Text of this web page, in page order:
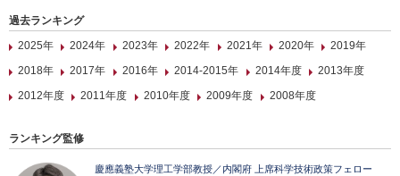
過去ランキング
2025年
2024年 2023年 2022年 2021年 2020年
2019年
2018年
2017年 2016年 2014-2015年 2014年度
2013年度
2012年度
2011年度 2010年度 2009年度 2008年度
ランキング監修
慶應義塾大学理工学部教授／内閣府 上席科学技術政策フェロー